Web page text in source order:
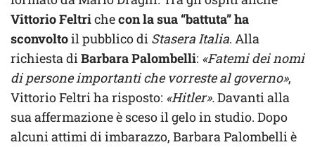
Vittorio Feltrichecon la sua “battuta” ha
sconvoltoil pubblico di Stasera Italia. Alla
richiesta diBarbara Palombelli: «Fatemi dei nomi
di persone importanti che vorreste al governo»,
Vittorio Feltri ha risposto: «Hitler».Davanti alla
sua affermazione è sceso il gelo in studio. Dopo
alcuni attimi di imbarazzo, Barbara Palombelli è